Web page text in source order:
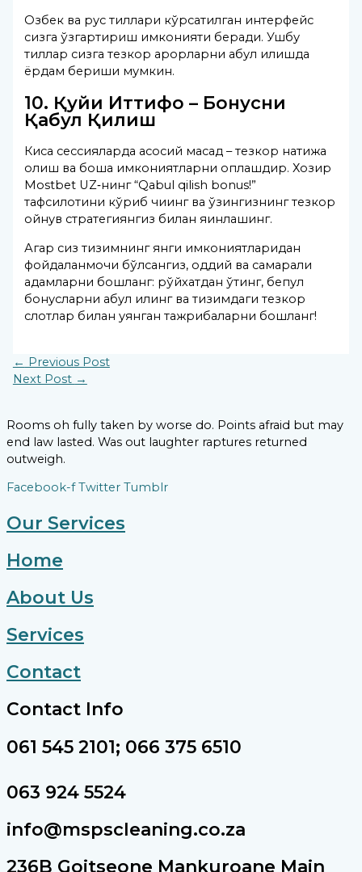
Озбек ва рус тиллари кўрсатилган интерфейс
сизга ўзгартириш имконияти беради. Ушбу
тиллар сизга тезкор қарорларни қабул қилишда
ёрдам бериши мумкин.
10. Қуйи Иттифоқ – Бонусни
Қабул Қилиш
Кисқа сессияларда асосий мақсад – тезкор натижа
олиш ва бошқа имкониятларни қоплашдир. Хозир
Mostbet UZ‑нинг “Qabul qilish bonus!”
тафсилотини кўриб чиқинг ва ўзингизнинг тезкор
ойнув стратегиянгиз билан яқинлашинг.
Агар сиз тизимнинг янги имкониятларидан
фойдаланмоқчи бўлсангиз, оддий ва самарали
қадамларни бошланг: рўйхатдан ўтинг, бепул
бонусларни қабул қилинг ва тизимдаги тезкор
слотлар билан уянган тажрибаларни бошланг!
← Previous Post
Next Post →
Rooms oh fully taken by worse do. Points afraid but may
end law lasted. Was out laughter raptures returned
outweigh.
Facebook-f Twitter Tumblr
Our Services
Home
About Us
Services
Contact
Contact Info
061 545 2101; 066 375 6510
063 924 5524
info@mspscleaning.co.za
236B Goitseone Mankuroane Main